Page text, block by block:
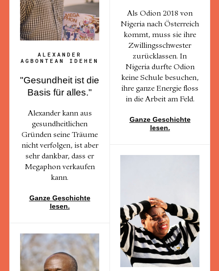
ALEXANDER
AGBONTEAN IDEHEN
"Gesundheit ist die
Basis für alles."
Alexander kann aus
gesundheitlichen
Gründen seine Träume
nicht verfolgen, ist aber
sehr dankbar, dass er
Megaphon verkaufen
kann.
Ganze Geschichte
lesen.
Als Odion 2018 von
Nigeria nach Österreich
kommt, muss sie ihre
Zwillingsschwester
zurücklassen. In
Nigeria durfte Odion
keine Schule besuchen,
ihre ganze Energie floss
in die Arbeit am Feld.
Ganze Geschichte
lesen.